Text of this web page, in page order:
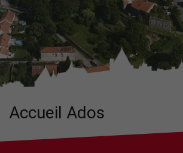
Accueil Ados